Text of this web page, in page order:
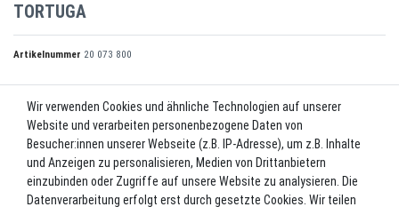
TORTUGA
Artikelnummer 20 073 800
UVP 2.664,00 €
2.504,16 EUR*
Lieferzeit ca. 2-3 Werktage.
Wir verwenden Cookies und ähnliche Technologien auf unserer
Website und verarbeiten personenbezogene Daten von
Besucher:innen unserer Webseite (z.B. IP-Adresse), um z.B. Inhalte
und Anzeigen zu personalisieren, Medien von Drittanbietern
einzubinden oder Zugriffe auf unsere Website zu analysieren. Die
Datenverarbeitung erfolgt erst durch gesetzte Cookies. Wir teilen